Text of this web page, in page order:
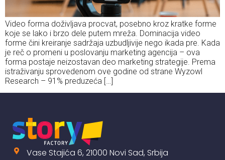
Video forma doživljava procvat, posebno kroz kratke forme
koje se lako i brzo dele putem mreža. Dominacija video
forme čini kreiranje sadržaja uzbudljivije nego ikada pre. Kada
je reč o promeni u poslovanju marketing agencija – ova
forma postaje neizostavan deo marketing strategije. Prema
istraživanju sprovedenom ove godine od strane Wyzowl
Research – 91% preduzeća […]
Vase Stajića 6, 21000 Novi Sad, Srbija